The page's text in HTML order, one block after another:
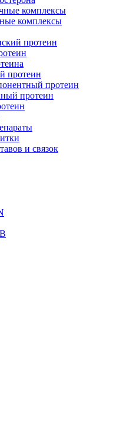
комплексы
комплексы
протеин
протеин
протеин
протеин
и связок